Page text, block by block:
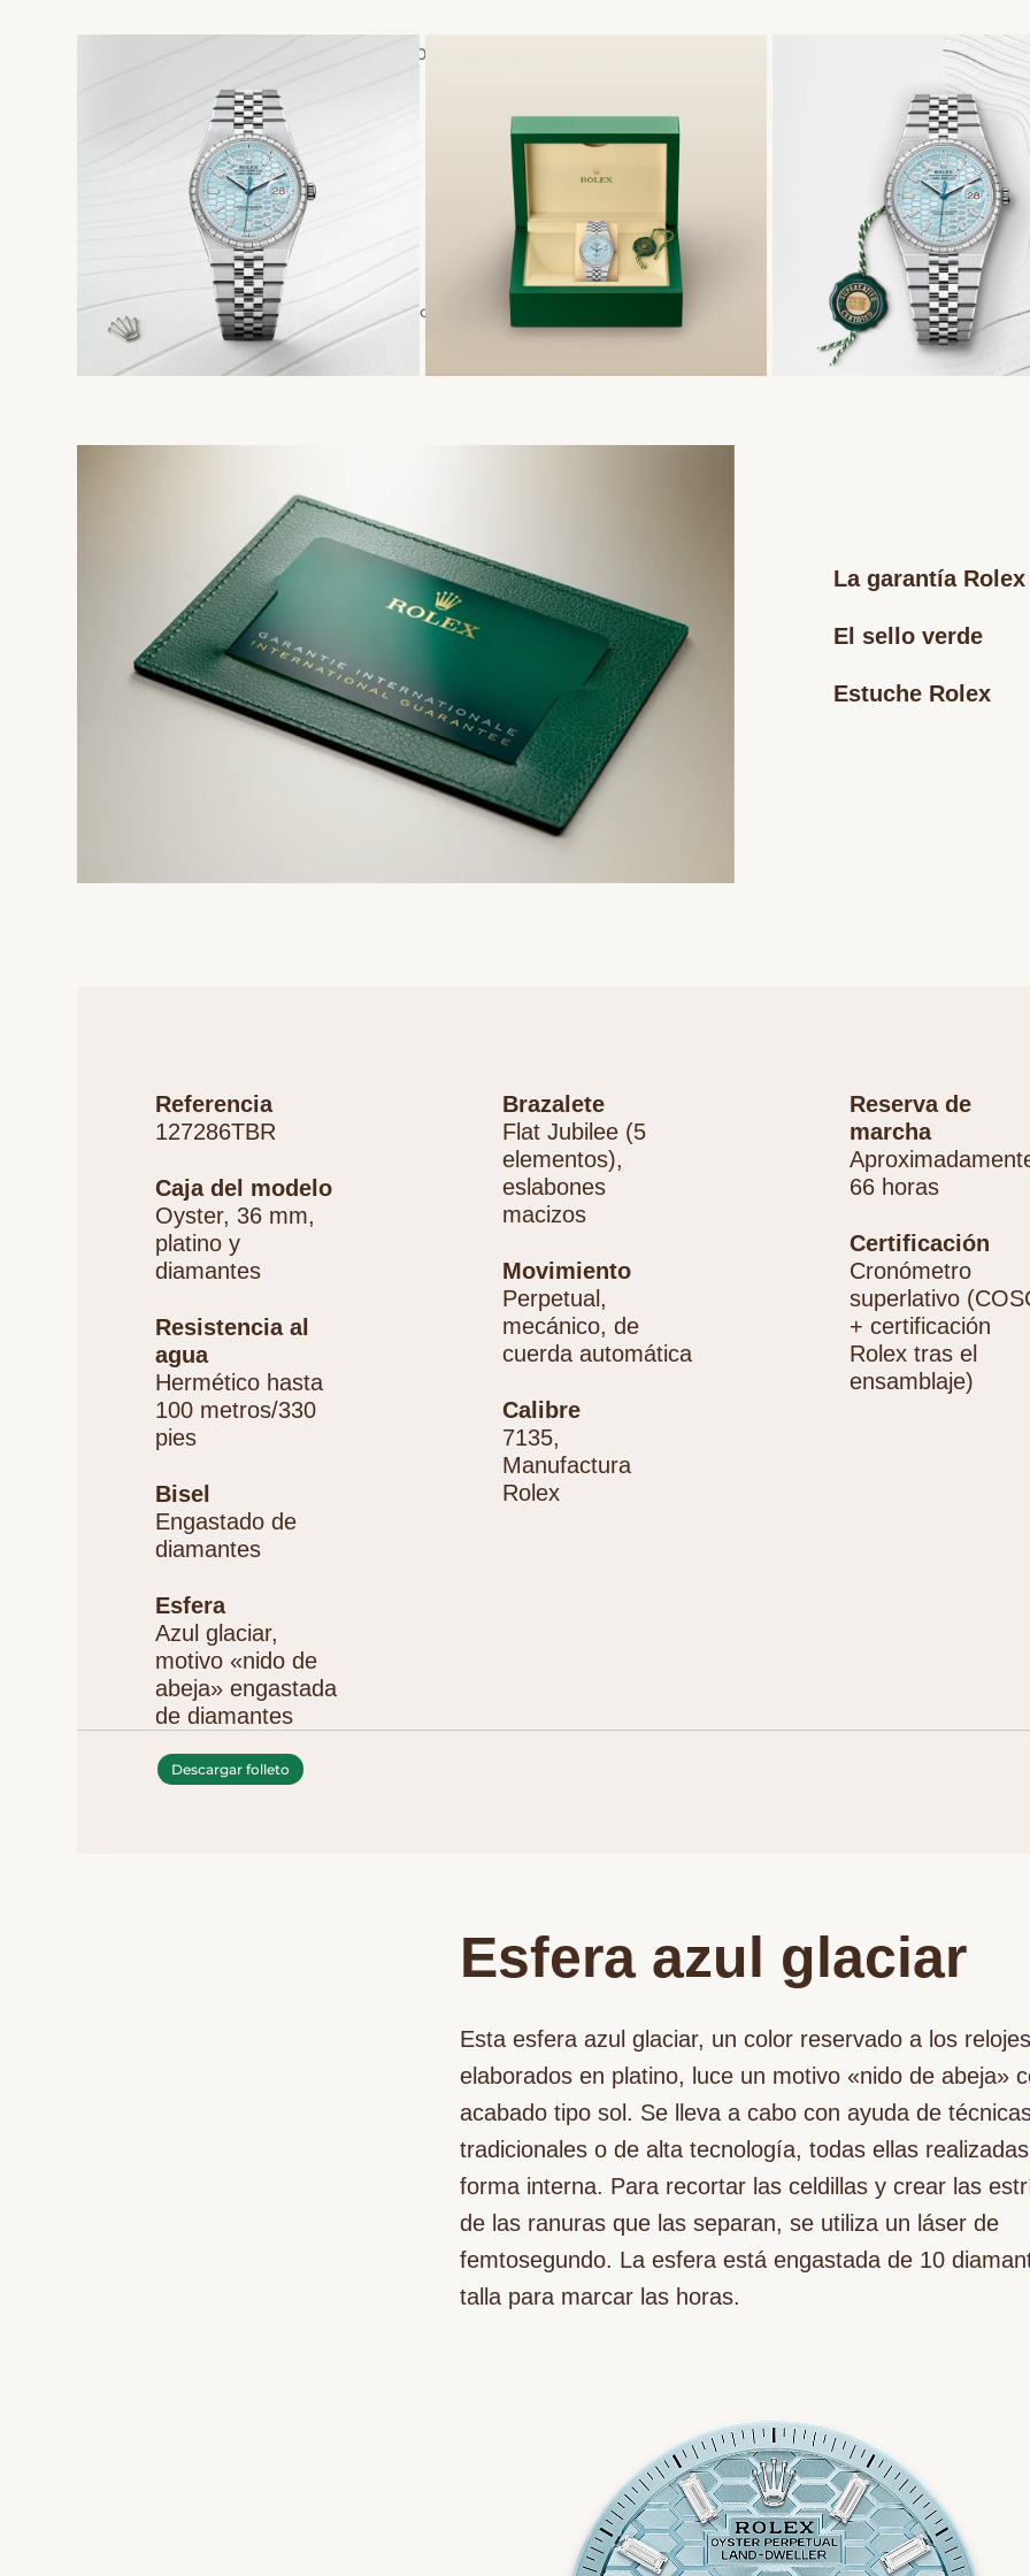
Encuéntrenos
WhatsApp
502 23319990
La garantía Rolex
El sello verde
Estuche Rolex
Referencia
127286TBR
Caja del modelo
Oyster, 36 mm,
platino y
diamantes
Resistencia al
agua
Hermético hasta
100 metros/330
pies
Bisel
Engastado de
diamantes
Esfera
Azul glaciar,
motivo «nido de
abeja» engastada
de diamantes
Brazalete
Flat Jubilee (5
elementos),
eslabones
macizos
Movimiento
Perpetual,
mecánico, de
cuerda automática
Calibre
7135,
Manufactura
Rolex
Reserva de
marcha
66 horas
Certificación
Cronómetro
superlativo
+ certificación
Rolex tras el
ensamblaje)
Descargar folleto
Esfera azul glaciar
Esta esfera azul glaciar, un color reservado a los
elaborados en platino, luce un motivo «nido de abeja»
acabado tipo sol. Se lleva a cabo con ayuda de
tradicionales o de alta tecnología, todas ellas
forma interna. Para recortar las celdillas y crear las
de las ranuras que las separan, se utiliza un láser de
femtosegundo. La esfera está engastada de 10
talla para marcar las horas.